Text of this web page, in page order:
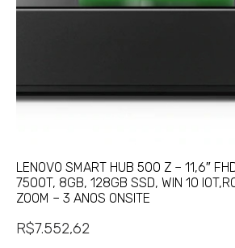
LENOVO SMART HUB 500 Z – 11,6″
7500T, 8GB, 128GB SSD, WIN 10
ZOOM – 3 ANOS ONSITE
R$7.552,62